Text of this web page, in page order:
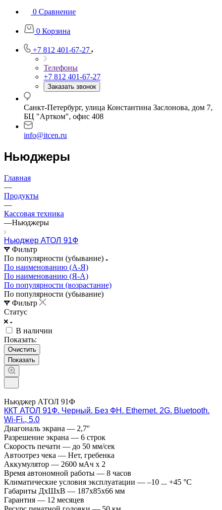
0 Сравнение
0 Корзина
+7 812 401-67-27
Телефоны
+7 812 401-67-27
Заказать звонок
Санкт-Петербург, улица Константина Заслонова, дом 7,
БЦ "Артком", офис 408
info@itcen.ru
Ньюджеры
Главная
—
Продукты
—
Кассовая техника
—Ньюджеры
Ньюджер АТОЛ 91Ф
Фильтр
По популярности (убывание)
По наименованию (А-Я)
По наименованию (Я-А)
По популярности (возрастание)
По популярности (убывание)
Фильтр
Статус
В наличии
Показать:
Очистить
Ньюджер АТОЛ 91Ф
ККТ АТОЛ 91Ф. Черный. Без ФН. Ethernet. 2G. Bluetooth.
Wi-Fi., 5.0
Диагональ экрана — 2,7''
Разрешение экрана — 6 строк
Скорость печати — до 50 мм/сек
Автоотрез чека — Нет, гребенка
Аккумулятор — 2600 мАч х 2
Время автономной работы — 8 часов
Климатические условия эксплуатации — –10 ... +45 °C
Габариты ДхШхВ — 187х85х66 мм
Гарантия — 12 месяцев